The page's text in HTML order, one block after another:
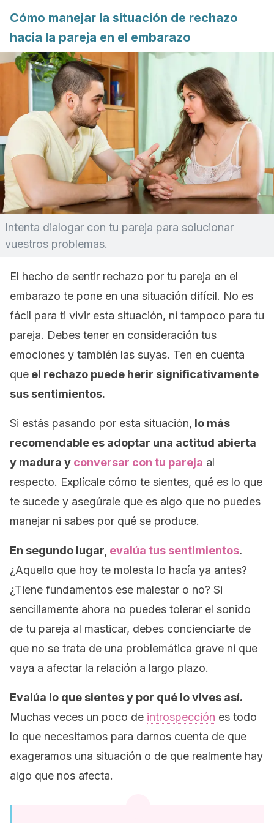
Cómo manejar la situación de rechazo
hacia la pareja en el embarazo
Intenta dialogar con tu pareja para solucionar
vuestros problemas.
El hecho de sentir rechazo por tu pareja en el
embarazo te pone en una situación difícil. No es
fácil para ti vivir esta situación, ni tampoco para tu
pareja. Debes tener en consideración tus
emociones y también las suyas. Ten en cuenta
que el rechazo puede herir significativamente
sus sentimientos.
Si estás pasando por esta situación, lo más
recomendable es adoptar una actitud abierta
y madura y conversar con tu pareja al
respecto. Explícale cómo te sientes, qué es lo que
te sucede y asegúrale que es algo que no puedes
manejar ni sabes por qué se produce.
En segundo lugar, evalúa tus sentimientos.
¿Aquello que hoy te molesta lo hacía ya antes?
¿Tiene fundamentos ese malestar o no? Si
sencillamente ahora no puedes tolerar el sonido
de tu pareja al masticar, debes concienciarte de
que no se trata de una problemática grave ni que
vaya a afectar la relación a largo plazo.
Evalúa lo que sientes y por qué lo vives así.
Muchas veces un poco de introspección es todo
lo que necesitamos para darnos cuenta de que
exageramos una situación o de que realmente hay
algo que nos afecta.